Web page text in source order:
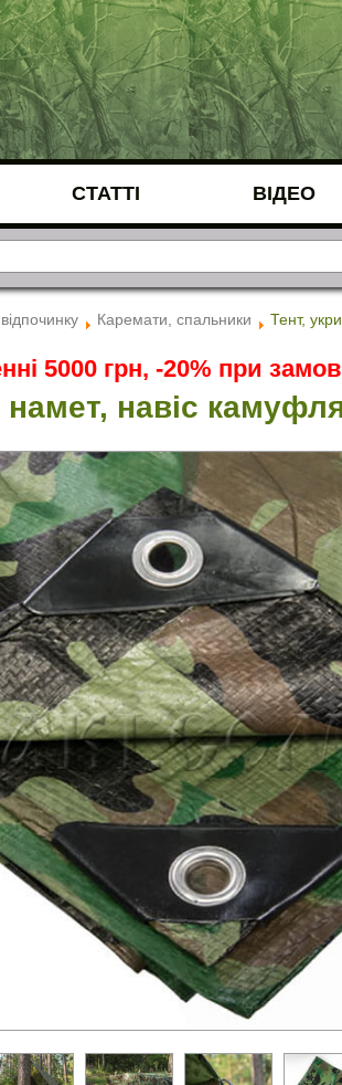
СТАТТІ ВІДЕО
Каремати, спальники Тент,
5000 грн, -20% при
намет, навіс